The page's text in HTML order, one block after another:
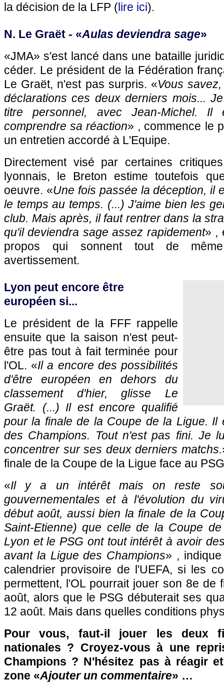
la décision de la LFP (lire ici).
N. Le Graët - «Aulas deviendra sage»
«JMA» s'est lancé dans une bataille
céder. Le président de la Fédération
Le Graët, n'est pas surpris. «Vous
déclarations ces deux derniers mois...
titre personnel, avec Jean-Michel.
comprendre sa réaction» , commence le
un entretien accordé à L'Equipe.
Directement visé par certaines
lyonnais, le Breton estime toutefois
oeuvre. «Une fois passée la déception, il
le temps au temps. (...) J'aime bien les
club. Mais après, il faut rentrer dans la
qu'il deviendra sage assez rapidement» ,
propos qui sonnent tout de
avertissement.
Lyon peut encore être
européen si...
Le président de la FFF rappelle
ensuite que la saison n'est peut-
être pas tout à fait terminée pour
l'OL. «Il a encore des possibilités
d'être européen en dehors du
classement d'hier, glisse Le
Graët. (...) Il est encore qualifié
pour la finale de la Coupe de la Ligue. Il
des Champions. Tout n'est pas fini. Je
concentrer sur ses deux derniers matchs.
finale de la Coupe de la Ligue face au
«Il y a un intérêt mais on reste
gouvernementales et à l'évolution du
début août, aussi bien la finale de la
Saint-Etienne) que celle de la Coupe
Lyon et le PSG ont tout intérêt à avoir
avant la Ligue des Champions» ,
calendrier provisoire de l'UEFA, si les
permettent, l'OL pourrait jouer son 8e de
août, alors que le PSG débuterait ses
12 août. Mais dans quelles conditions
Pour vous, faut-il jouer les deux
nationales ? Croyez-vous à une
Champions ? N'hésitez pas à réagir
zone «Ajouter un commentaire» …